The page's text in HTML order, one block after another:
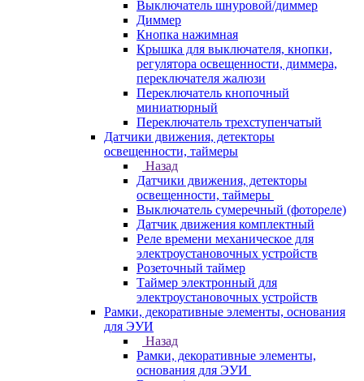
Выключатель шнуровой/диммер
Диммер
Кнопка нажимная
Крышка для выключателя, кнопки,
регулятора освещенности, диммера,
переключателя жалюзи
Переключатель кнопочный
миниатюрный
Переключатель трехступенчатый
Датчики движения, детекторы
освещенности, таймеры
Назад
Датчики движения, детекторы
освещенности, таймеры
Выключатель сумеречный (фотореле)
Датчик движения комплектный
Реле времени механическое для
электроустановочных устройств
Розеточный таймер
Таймер электронный для
электроустановочных устройств
Рамки, декоративные элементы, основания
для ЭУИ
Назад
Рамки, декоративные элементы,
основания для ЭУИ